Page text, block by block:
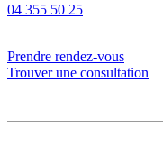
04 355 50 25
Prendre rendez-vous
Trouver une consultation